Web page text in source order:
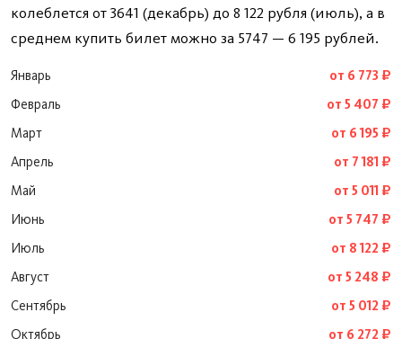
колеблется от 3641 (декабрь) до 8 122 рубля (июль), а в
среднем купить билет можно за 5747 — 6 195 рублей.
Январь
от 6 773 ₽
Февраль
от 5 407 ₽
Март
от 6 195 ₽
Апрель
от 7 181 ₽
Май
от 5 011 ₽
Июнь
от 5 747 ₽
Июль
от 8 122 ₽
Август
от 5 248 ₽
Сентябрь
от 5 012 ₽
Октябрь
от 6 272 ₽